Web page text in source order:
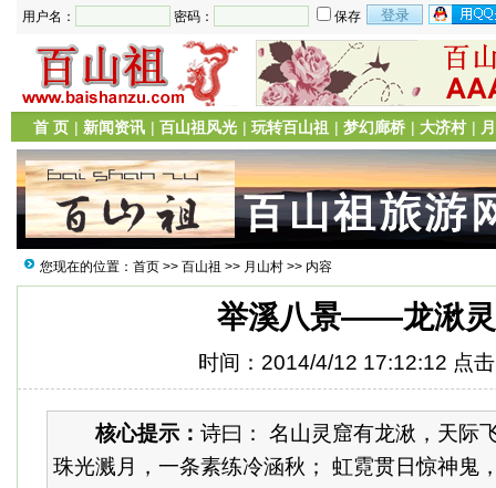
用户名： 密码： 保存
首 页 | 新闻资讯 | 百山祖风光 | 玩转百山祖 | 梦幻廊桥 | 大济村 |
您现在的位置： 首页 >> 百山祖 >> 月山村 >> 内容
举溪八景——龙湫
时间：2014/4/12 17:12:12 点
核心提示： 诗曰： 名山灵窟有龙湫，天际
珠光溅月，一条素练冷涵秋； 虹霓贯日惊神鬼